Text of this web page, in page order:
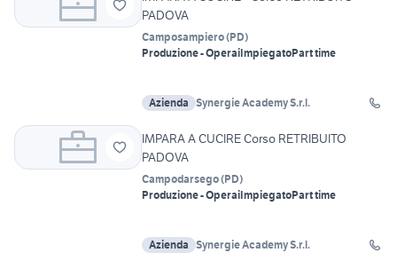
PADOVA
Camposampiero(PD)
Produzione - OperaiImpiegatoPart time
Azienda Synergie Academy S.r.l.
IMPARA A CUCIRE Corso RETRIBUITO
PADOVA
Campodarsego(PD)
Produzione - OperaiImpiegatoPart time
Azienda Synergie Academy S.r.l.